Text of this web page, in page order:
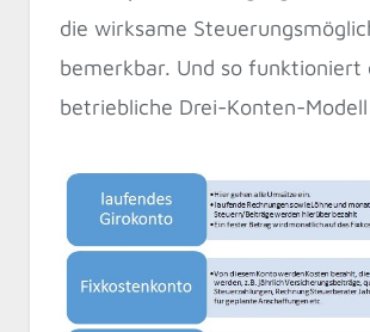
die wirksame
bemerkbar. Und so funktioniert
betriebliche Drei-Konten-